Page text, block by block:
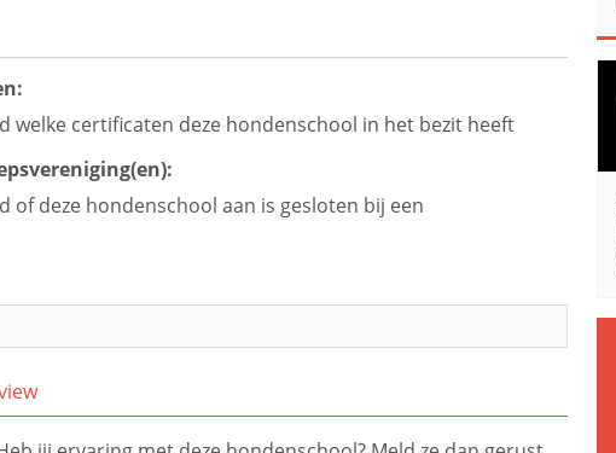
welke certificaten deze hondenschool in het bezit heeft
of deze hondenschool aan is gesloten bij een